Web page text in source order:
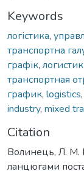
Keywords
логістика,
транспортна
графік,
транспортная
график, logistics,
industry, mixed
Citation
Волинець, Л. М.
ланцюгами